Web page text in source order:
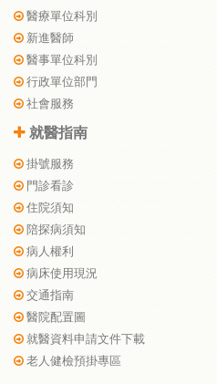
醫療單位科別
新進醫師
醫事單位科別
行政單位部門
社會服務
就醫指南
掛號服務
門診看診
住院須知
陪探病須知
病人權利
病床使用現況
交通指南
醫院配置圖
就醫資料申請文件下載
老人健檢預掛專區